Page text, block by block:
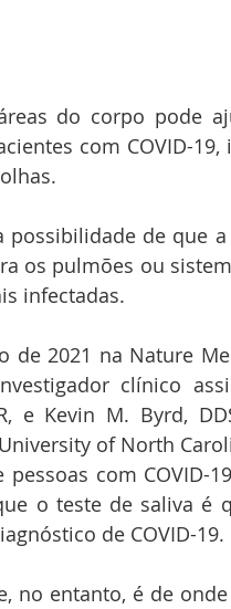
do corpo pode
com COVID-
de que
os pulmões ou
infectadas.
de 2021 na Nature
clínico
e Kevin M. Byrd,
com COVID-
o teste de saliva é
de COVID-19.
entanto, é de onde